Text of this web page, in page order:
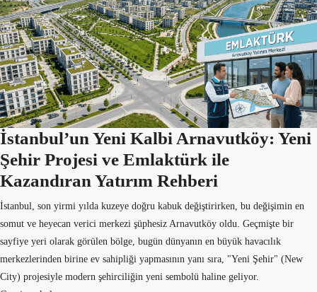
İstanbul’un Yeni Kalbi Arnavutköy: Yeni
Şehir Projesi ve Emlaktürk ile
Kazandıran Yatırım Rehberi
İstanbul, son yirmi yılda kuzeye doğru kabuk değiştirirken, bu değişimin en
somut ve heyecan verici merkezi şüphesiz Arnavutköy oldu. Geçmişte bir
sayfiye yeri olarak görülen bölge, bugün dünyanın en büyük havacılık
merkezlerinden birine ev sahipliği yapmasının yanı sıra, "Yeni Şehir" (New
City) projesiyle modern şehirciliğin yeni sembolü haline geliyor.